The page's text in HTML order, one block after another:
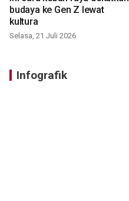
budaya ke Gen Z lewat
kultura
Selasa, 21 Juli 2026
Infografik